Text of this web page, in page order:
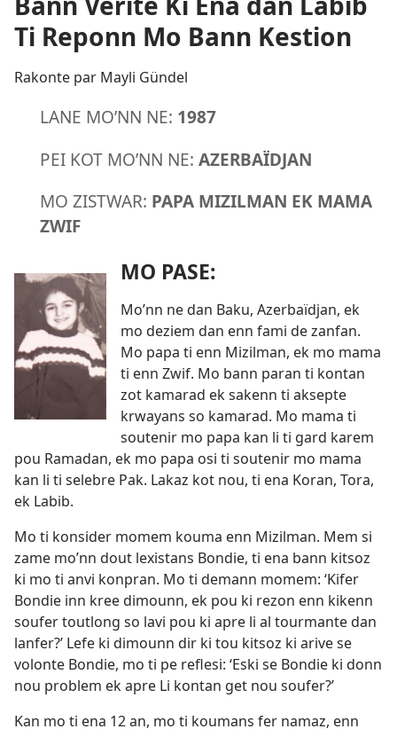
Ti Reponn Mo Bann Kestion
Rakonte par Mayli Gündel
LANE MO’NN NE: 1987
PEI KOT MO’NN NE: AZERBAÏDJAN
MO ZISTWAR: PAPA MIZILMAN EK MAMA
ZWIF
MO PASE:
Mo’nn ne dan Baku, Azerbaïdjan, ek
mo deziem dan enn fami de zanfan.
Mo papa ti enn Mizilman, ek mo mama
ti enn Zwif. Mo bann paran ti kontan
zot kamarad ek sakenn ti aksepte
krwayans so kamarad. Mo mama ti
soutenir mo papa kan li ti gard karem
pou Ramadan, ek mo papa osi ti soutenir mo mama
kan li ti selebre Pak. Lakaz kot nou, ti ena Koran, Tora,
ek Labib.
Mo ti konsider momem kouma enn Mizilman. Mem si
zame mo’nn dout lexistans Bondie, ti ena bann kitsoz
ki mo ti anvi konpran. Mo ti demann momem: ‘Kifer
Bondie inn kree dimounn, ek pou ki rezon enn kikenn
soufer toutlong so lavi pou ki apre li al tourmante dan
lanfer?’ Lefe ki dimounn dir ki tou kitsoz ki arive se
volonte Bondie, mo ti pe reflesi: ‘Eski se Bondie ki donn
nou problem ek apre Li kontan get nou soufer?’
Kan mo ti ena 12 an, mo ti koumans fer namaz, enn